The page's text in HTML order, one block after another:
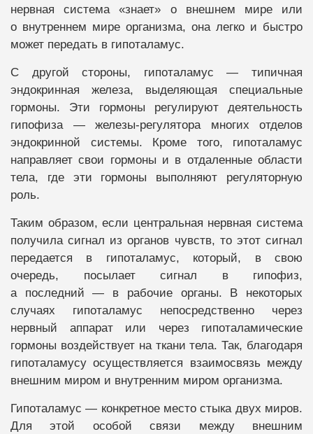
нервная система «знает» о внешнем мире или
о внутреннем мире организма, она легко и быстро
может передать в гипоталамус.
С другой стороны, гипоталамус — типичная
эндокринная железа, выделяющая специальные
гормоны. Эти гормоны регулируют деятельность
гипофиза — железы-регулятора многих отделов
эндокринной системы. Кроме того, гипоталамус
направляет свои гормоны и в отдаленные области
тела, где эти гормоны выполняют регуляторную
роль.
Таким образом, если центральная нервная система
получила сигнал из органов чувств, то этот сигнал
передается в гипоталамус, который, в свою
очередь, посылает сигнал в гипофиз,
а последний — в рабочие органы. В некоторых
случаях гипоталамус непосредственно через
нервный аппарат или через гипоталамические
гормоны воздействует на ткани тела. Так, благодаря
гипоталамусу осуществляется взаимосвязь между
внешним миром и внутренним миром организма.
Гипоталамус — конкретное место стыка двух миров.
Для этой особой связи между внешним